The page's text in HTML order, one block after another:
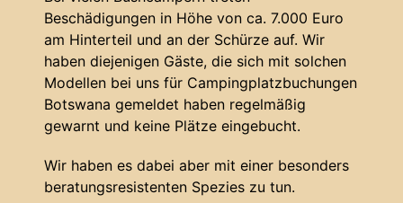
Beschädigungen in Höhe von ca. 7.000 Euro
am Hinterteil und an der Schürze auf. Wir
haben diejenigen Gäste, die sich mit solchen
Modellen bei uns für Campingplatzbuchungen
Botswana gemeldet haben regelmäßig
gewarnt und keine Plätze eingebucht.
Wir haben es dabei aber mit einer besonders
beratungsresistenten Spezies zu tun.